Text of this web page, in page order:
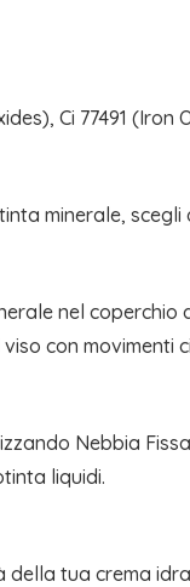
Ci 77491 (Iron
minerale,
nel
con movimenti
Nebbia
liquidi.
tua crema